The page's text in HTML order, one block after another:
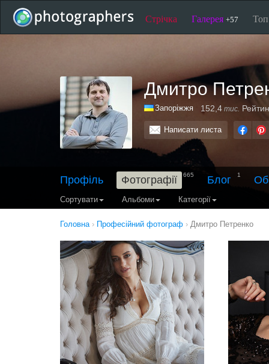
Стрічка Галерея +57
Дмитро
Запоріжжя 152,4 тис.
Написати листа
Профіль Фотографії 665 Блог 1
Сортувати Альбоми Категорії
Головна› Професійний фотограф › Дмитро Петренко